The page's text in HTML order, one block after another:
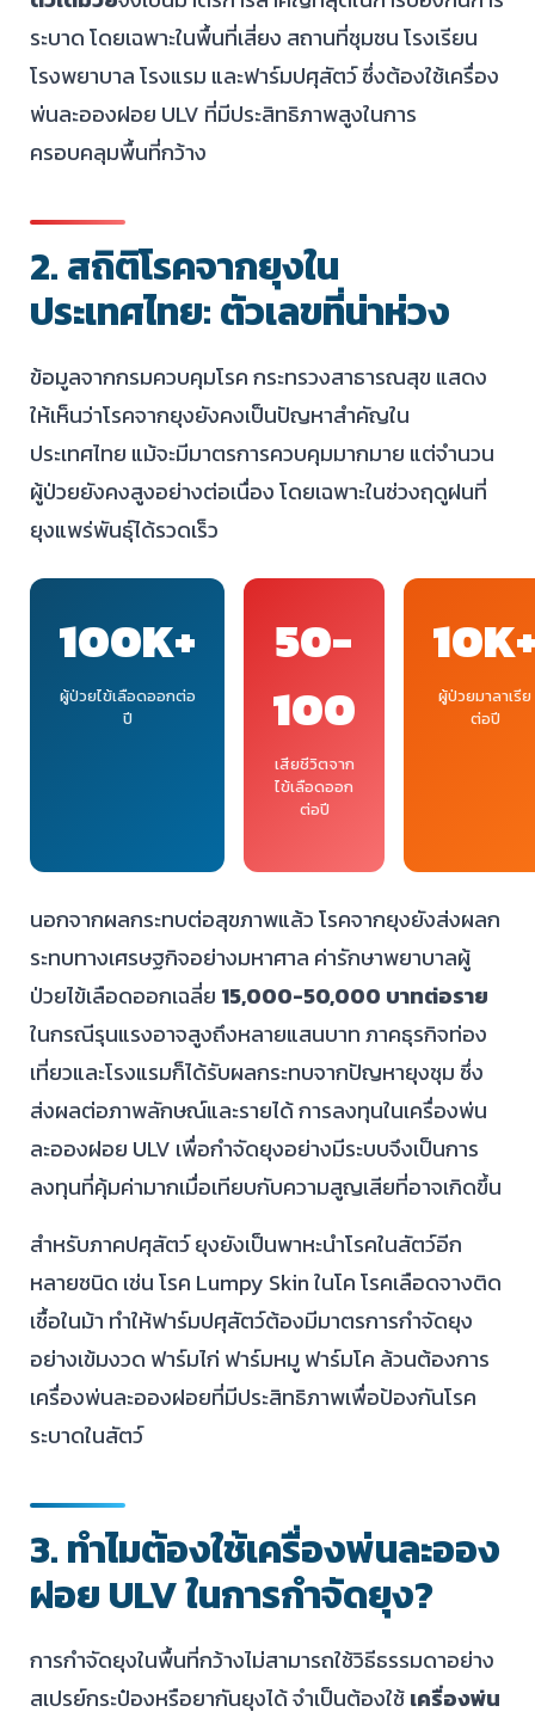
ระบาด โดยเฉพาะในพื้นที่เสี่ยง สถานที่ชุมชน โรงเรียน
โรงพยาบาล โรงแรม และฟาร์มปศุสัตว์ ซึ่งต้องใช้เครื่อง
พ่นละอองฝอย ULV ที่มีประสิทธิภาพสูงในการ
ครอบคลุมพื้นที่กว้าง
2. สถิติโรคจากยุงใน
ประเทศไทย: ตัวเลขที่น่าห่วง
ข้อมูลจากกรมควบคุมโรค กระทรวงสาธารณสุข แสดง
ให้เห็นว่าโรคจากยุงยังคงเป็นปัญหาสำคัญใน
ประเทศไทย แม้จะมีมาตรการควบคุมมากมาย แต่จำนวน
ผู้ป่วยยังคงสูงอย่างต่อเนื่อง โดยเฉพาะในช่วงฤดูฝนที่
ยุงแพร่พันธุ์ได้รวดเร็ว
100K+
ผู้ป่วยไข้เลือดออกต่อ
ปี
50-
100
เสียชีวิตจาก
ไข้เลือดออก
ต่อปี
ผู้ป่วยมาลาเรีย
ต่อปี
นอกจากผลกระทบต่อสุขภาพแล้ว โรคจากยุงยังส่งผลก
ระทบทางเศรษฐกิจอย่างมหาศาล ค่ารักษาพยาบาลผู้
ป่วยไข้เลือดออกเฉลี่ย 15,000-50,000 บาทต่อราย
ในกรณีรุนแรงอาจสูงถึงหลายแสนบาท ภาคธุรกิจท่อง
เที่ยวและโรงแรมก็ได้รับผลกระทบจากปัญหายุงชุม ซึ่ง
ส่งผลต่อภาพลักษณ์และรายได้ การลงทุนในเครื่องพ่น
ละอองฝอย ULV เพื่อกำจัดยุงอย่างมีระบบจึงเป็นการ
ลงทุนที่คุ้มค่ามากเมื่อเทียบกับความสูญเสียที่อาจเกิดขึ้น
สำหรับภาคปศุสัตว์ ยุงยังเป็นพาหะนำโรคในสัตว์อีก
หลายชนิด เช่น โรค Lumpy Skin ในโค โรคเลือดจางติด
เชื้อในม้า ทำให้ฟาร์มปศุสัตว์ต้องมีมาตรการกำจัดยุง
อย่างเข้มงวด ฟาร์มไก่ ฟาร์มหมู ฟาร์มโค ล้วนต้องการ
เครื่องพ่นละอองฝอยที่มีประสิทธิภาพเพื่อป้องกันโรค
ระบาดในสัตว์
3. ทำไมต้องใช้เครื่องพ่นละออง
ฝอย ULV ในการกำจัดยุง?
การกำจัดยุงในพื้นที่กว้างไม่สามารถใช้วิธีธรรมดาอย่าง
สเปรย์กระป๋องหรือยากันยุงได้ จำเป็นต้องใช้เครื่องพ่น